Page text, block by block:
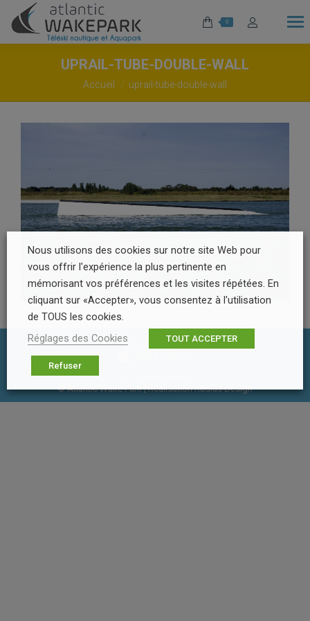
0
UPRAIL-TUBE-DOUBLE-WALL
Vous êtes ici :
Accueil uprail-tube-double-wall
© Atlantic Wake Park | RéalisationRadius Design
Nous utilisons des cookies sur notre site Web pour
vous offrir l'expérience la plus pertinente en
mémorisant vos préférences et les visites répétées. En
cliquant sur «Accepter», vous consentez à l'utilisation
de TOUS les cookies.
Réglages des Cookies
TOUT ACCEPTER
Refuser